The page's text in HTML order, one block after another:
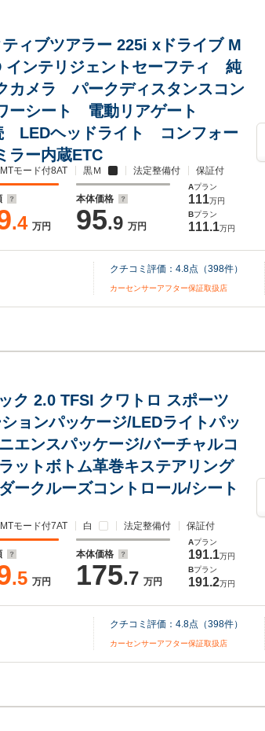
ィブツアラー 225i xドライブ M
インテリジェントセーフティ 純
カメラ パークディスタンスコン
ーシート 電動リアゲート
LEDヘッドライト コンフォー
ラー内蔵ETC
モード付8AT 黒Ｍ 法定整備付 保証付
.4 万円
本体価格
95.9 万円
Aプラン
111万円
Bプラン
111.1万円
クチコミ評価： 4.8点（398件）
カーセンサーアフター保証取扱店
ク 2.0 TFSI クワトロ スポーツ
ョンパッケージ/LEDライトパッ
エンスパッケージ/バーチャルコ
ットボトム革巻キステアリング
ークルーズコントロール/シート
モード付7AT 白 法定整備付 保証付
.5 万円
本体価格
175.7 万円
Aプラン
191.1万円
Bプラン
191.2万円
クチコミ評価： 4.8点（398件）
カーセンサーアフター保証取扱店